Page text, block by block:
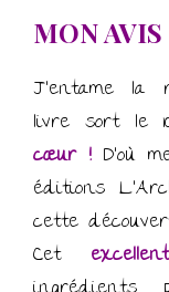
MON AVIS
J’entame
livre sort le
cœur ! D’où
éditions
cette
Cet